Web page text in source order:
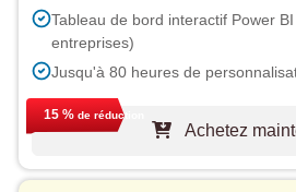
Tableau de bord interactif Power
entreprises)
Jusqu'à 80 heures de
Assistance d'un analyste pendant 1
Mise à jour gratuite du rapport lors
15 % de réduction
Achetez